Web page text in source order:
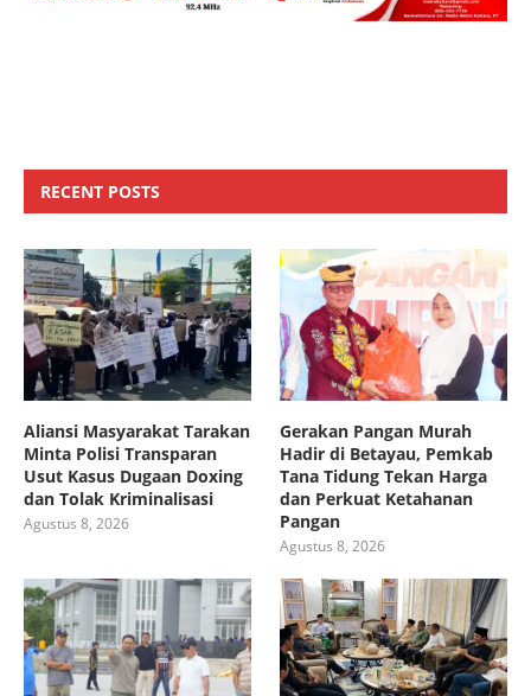
RECENT POSTS
Aliansi Masyarakat Tarakan
Minta Polisi Transparan
Usut Kasus Dugaan Doxing
dan Tolak Kriminalisasi
Agustus 8, 2026
Gerakan Pangan Murah
Hadir di Betayau, Pemkab
Tana Tidung Tekan Harga
dan Perkuat Ketahanan
Pangan
Agustus 8, 2026